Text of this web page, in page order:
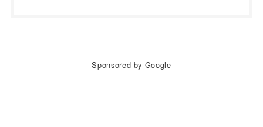
– Sponsored by Google –